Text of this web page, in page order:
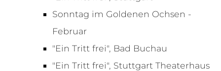
Sonntag im Goldenen Ochsen -
Februar
"Ein Tritt frei", Bad Buchau
"Ein Tritt frei", Stuttgart Theaterhaus